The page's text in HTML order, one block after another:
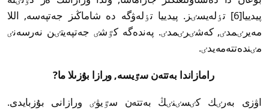
پيدييا[6] تٶلەيسٸز. پيدييا تٶلەۋگە دە شاماڭىز جەتپەسە, اللا
مەيرٸمدٸ, كەشٸرٸمدٸ. پەندەگە كٷشٸ جەتپەيتٸن نەرسەنٸ
مٸندەتتەمەيدٸ.
رامازاندا بەتتەن سٷيسە, ورازا بۇزىلا ما?
اۋزى بەرٸك كٸسٸنٸڭ بەتتەن سٷيۋٸ ورازانى بۇزبايدى.